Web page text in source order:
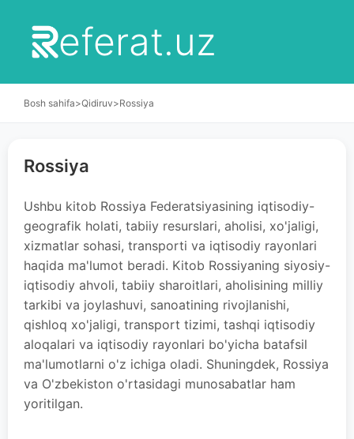
eferat.uz
Bosh sahifa>Qidiruv>Rossiya
Rossiya
Ushbu kitob Rossiya Federatsiyasining iqtisodiy-
geografik holati, tabiiy resurslari, aholisi, xo'jaligi,
xizmatlar sohasi, transporti va iqtisodiy rayonlari
haqida ma'lumot beradi. Kitob Rossiyaning siyosiy-
iqtisodiy ahvoli, tabiiy sharoitlari, aholisining milliy
tarkibi va joylashuvi, sanoatining rivojlanishi,
qishloq xo'jaligi, transport tizimi, tashqi iqtisodiy
aloqalari va iqtisodiy rayonlari bo'yicha batafsil
ma'lumotlarni o'z ichiga oladi. Shuningdek, Rossiya
va O'zbekiston o'rtasidagi munosabatlar ham
yoritilgan.